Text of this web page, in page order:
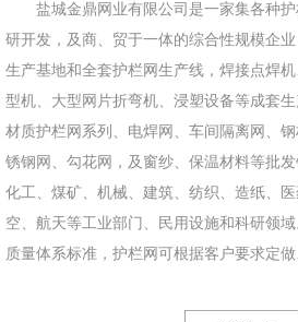
盐城金鼎网业有限公司是一家集各种护
研开发，及商、贸于一体的综合性规模企
生产基地和全套护栏网生产线，焊接点焊
型机、大型网片折弯机、浸塑设备等成套
材质护栏网系列、电焊网、车间隔离网、
锈钢网、勾花网，及窗纱、保温材料等批发
化工、煤矿、机械、建筑、纺织、造纸、
空、航天等工业部门、民用设施和科研领
质量体系标准，护栏网可根据客户要求